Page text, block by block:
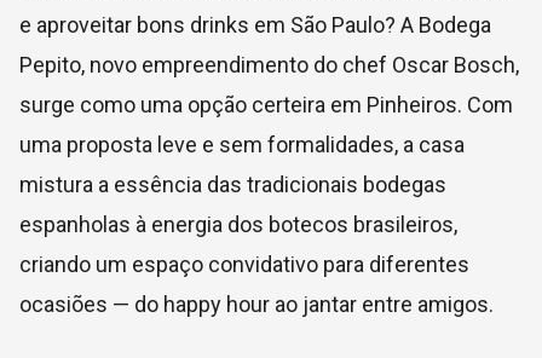
e aproveitar bons drinks em São Paulo? A Bodega
Pepito, novo empreendimento do chef Oscar Bosch,
surge como uma opção certeira em Pinheiros. Com
uma proposta leve e sem formalidades, a casa
mistura a essência das tradicionais bodegas
espanholas à energia dos botecos brasileiros,
criando um espaço convidativo para diferentes
ocasiões — do happy hour ao jantar entre amigos.